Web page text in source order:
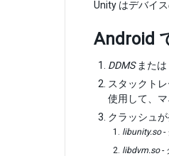
Unity はデバイ
Android
DDMSまたは
スタックト
使用して、
クラッシュ
libunity.so-
libdvm.so-